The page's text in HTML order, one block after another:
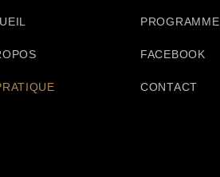
PROGRAMME
FACEBOOK
CONTACT